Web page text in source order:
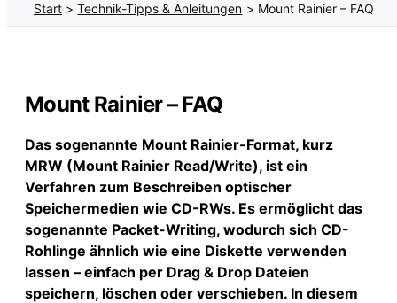
Start Technik-Tipps & Anleitungen Mount Rainier – FAQ
Mount Rainier – FAQ
Das sogenannte Mount Rainier-Format, kurz
MRW (Mount Rainier Read/Write), ist ein
Verfahren zum Beschreiben optischer
Speichermedien wie CD-RWs. Es ermöglicht das
sogenannte Packet-Writing, wodurch sich CD-
Rohlinge ähnlich wie eine Diskette verwenden
lassen – einfach per Drag & Drop Dateien
speichern, löschen oder verschieben. In diesem